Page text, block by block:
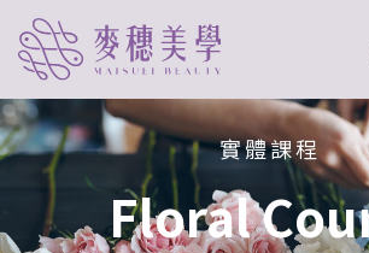
實體課程
Floral